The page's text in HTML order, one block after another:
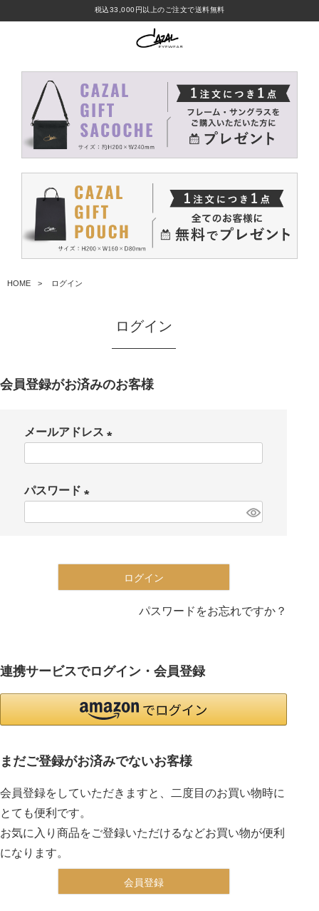
税込33,000円以上のご注文で送料無料
HOME ログイン
ログイン
会員登録がお済みのお客様
メールアドレス
須
パスワード
ログイン
パスワードをお忘れですか？
連携サービスでログイン・会員登録
まだご登録がお済みでないお客様
会員登録をしていただきますと、二度目のお買い物時に
とても便利です。
お気に入り商品をご登録いただけるなどお買い物が便利
になります。
会員登録